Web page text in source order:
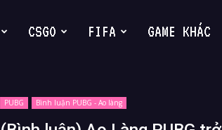
CSGO FIFA GAME KHÁC
PUBG Bình luận PUBG - Ao làng